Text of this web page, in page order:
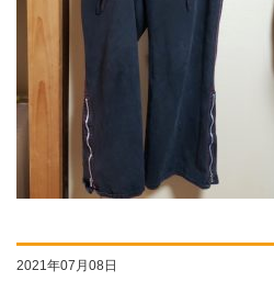
2021年07月08日